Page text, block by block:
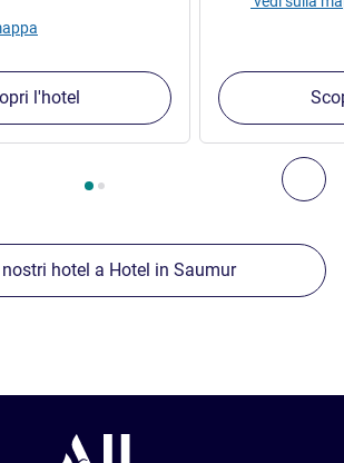
ulteriori strutture nelle vicinanze
ulteriori strutture nelle vicinanze 1 :,
l'hotel
hotel a Hotel in Saumur